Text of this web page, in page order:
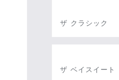
ザ クラシック
ザ ベイスイート